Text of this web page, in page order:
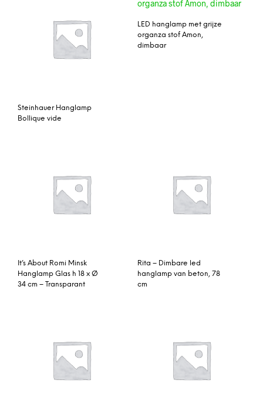
Steinhauer Hanglamp
Bollique vide
LED hanglamp met grijze
organza stof Amon,
dimbaar
It’s About Romi Minsk
Hanglamp Glas h 18 x Ø
34 cm – Transparant
Rita – Dimbare led
hanglamp van beton, 78
cm